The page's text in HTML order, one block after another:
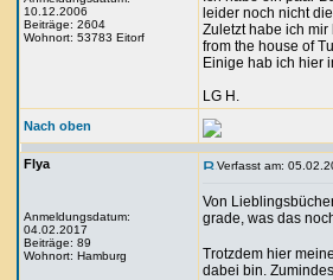
10.12.2006
Beiträge: 2604
Wohnort: 53783 Eitorf
leider noch nicht
Zuletzt habe ich
from the house of
Einige hab ich hier
LG H.
Nach oben
Flya
Anmeldungsdatum:
04.02.2017
Beiträge: 89
Wohnort: Hamburg
Verfasst am:
Von
grade, was das
Trotzdem hier
dabei bin.